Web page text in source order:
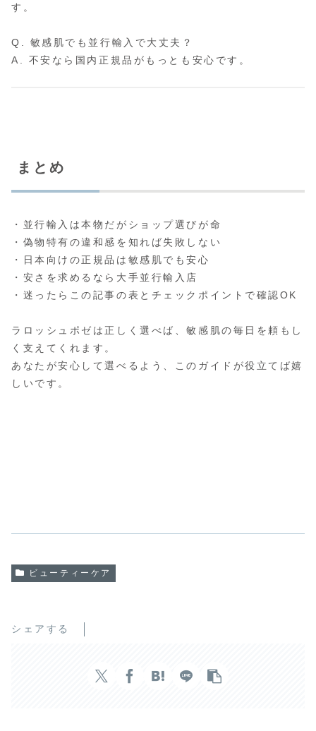
す。
Q. 敏感肌でも並行輸入で大丈夫？
A. 不安なら国内正規品がもっとも安心です。
まとめ
・並行輸入は本物だがショップ選びが命
・偽物特有の違和感を知れば失敗しない
・日本向けの正規品は敏感肌でも安心
・安さを求めるなら大手並行輸入店
・迷ったらこの記事の表とチェックポイントで確認OK
ラロッシュポゼは正しく選べば、敏感肌の毎日を頼もし
く支えてくれます。
あなたが安心して選べるよう、このガイドが役立てば嬉
しいです。
ビューティーケア
シェアする